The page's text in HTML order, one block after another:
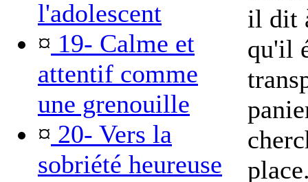
l'adolescent
¤ 19- Calme et
attentif comme
une grenouille
¤ 20- Vers la
sobriété heureuse
il dit
qu'il